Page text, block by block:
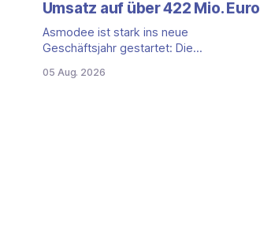
Umsatz auf über 422 Mio. Euro
Asmodee ist stark ins neue
Geschäftsjahr gestartet: Die
(April bis Juni 2026) fallen deutlich aus —
05 Aug. 2026